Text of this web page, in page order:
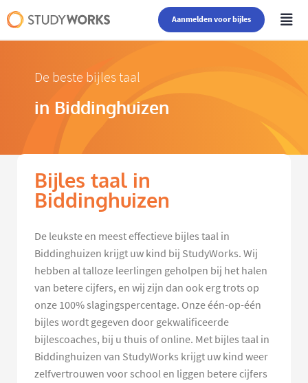
Aanmelden voor bijles
De beste bijles taal
in Biddinghuizen
Bijles taal in
Biddinghuizen
De leukste en meest effectieve bijles taal in
Biddinghuizen krijgt uw kind bij StudyWorks. Wij
hebben al talloze leerlingen geholpen bij het halen
van betere cijfers, en wij zijn dan ook erg trots op
onze 100% slagingspercentage. Onze één-op-één
bijles wordt gegeven door gekwalificeerde
bijlescoaches, bij u thuis of online. Met bijles taal in
Biddinghuizen van StudyWorks krijgt uw kind weer
zelfvertrouwen voor school en liggen betere cijfers